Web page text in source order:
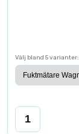
Välj bland 5 varianter: